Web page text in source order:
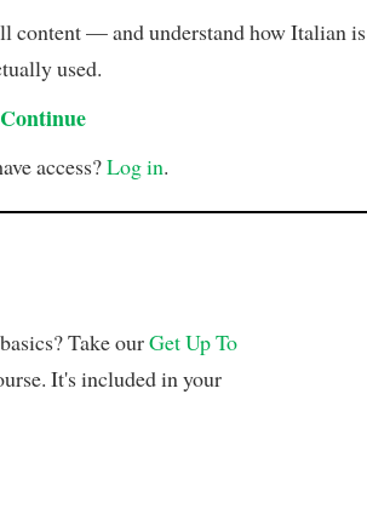
content — and understand how Italian is
used.
Continue
access?Log in.
Take ourGet Up To
It's included in your